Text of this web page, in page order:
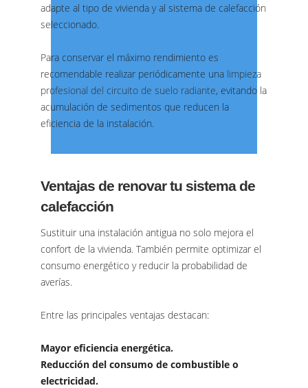
adapte al tipo de vivienda y al sistema de calefacción
seleccionado.
Para conservar el máximo rendimiento es
recomendable realizar periódicamente una limpieza
profesional del circuito de suelo radiante, evitando la
acumulación de sedimentos que reducen la
eficiencia de la instalación.
Ventajas de renovar tu sistema de
calefacción
Sustituir una instalación antigua no solo mejora el
confort de la vivienda. También permite optimizar el
consumo energético y reducir la probabilidad de
averías.
Entre las principales ventajas destacan:
Mayor eficiencia energética.
Reducción del consumo de combustible o
electricidad.